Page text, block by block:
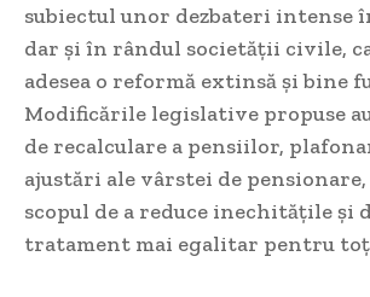
subiectul unor dezbateri intense
dar și în rândul societății civile,
adesea o reformă extinsă și bine
Modificările legislative propuse
de recalculare a pensiilor,
ajustări ale vârstei de
scopul de a reduce inechitățile și
tratament mai egalitar pentru